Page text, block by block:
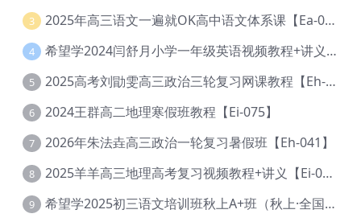
3 2025年高三语文一遍就OK高中语文体系课【Ea-028】
4 希望学2024闫舒月小学一年级英语视频教程+讲义【Cc-004】
5 2025高考刘勖雯高三政治三轮复习网课教程【Eh-061】
6 2024王群高二地理寒假班教程【Ei-075】
7 2026年朱法垚高三政治一轮复习暑假班【Eh-041】
8 2025羊羊高三地理高考复习视频教程+讲义【Ei-051】
9 希望学2025初三语文培训班秋上A+班（秋上·全国版·A+）【Da-031】